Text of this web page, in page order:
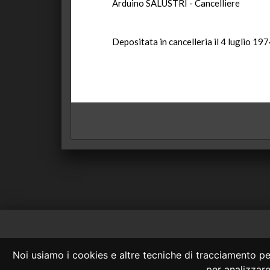
Noi usiamo i cookies e altre tecniche di tracciamento
Arduino SALUSTRI - Cancelliere
Depositata in cancelleria il 4 luglio
Consulta
La